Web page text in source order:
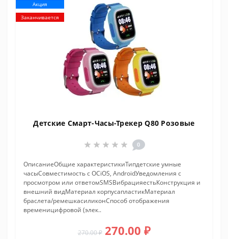
Акция
Заканчивается
Детские Смарт-Часы-Трекер Q80 Розовые
0
ОписаниеОбщие характеристикиТипдетские умные
часыСовместимость с ОСiOS, AndroidУведомления с
просмотром или ответомSMSВибрацияестьКонструкция и
внешний видМатериал корпусапластикМатериал
браслета/ремешкасиликонСпособ отображения
временицифровой (элек..
270.00 ₽ 270.00 ₽